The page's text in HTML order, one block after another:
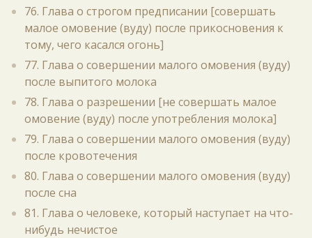
76. Глава о строгом предписании [совершать
малое омовение (вуду) после прикосновения к
тому, чего касался огонь]
77. Глава о совершении малого омовения (вуду)
после выпитого молока
78. Глава о разрешении [не совершать малое
омовение (вуду) после употребления молока]
79. Глава о совершении малого омовения (вуду)
после кровотечения
80. Глава о совершении малого омовения (вуду)
после сна
81. Глава о человеке, который наступает на что-
нибудь нечистое